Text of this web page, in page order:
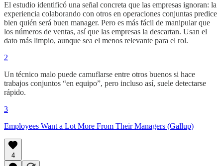
El estudio identificó una señal concreta que las empresas ignoran: la
experiencia colaborando con otros en operaciones conjuntas predice
bien quién será buen manager. Pero es más fácil de manipular que
los números de ventas, así que las empresas la descartan. Usan el
dato más limpio, aunque sea el menos relevante para el rol.
2
Un técnico malo puede camuflarse entre otros buenos si hace
trabajos conjuntos “en equipo”, pero incluso así, suele detectarse
rápido.
3
Employees Want a Lot More From Their Managers (Gallup)
4